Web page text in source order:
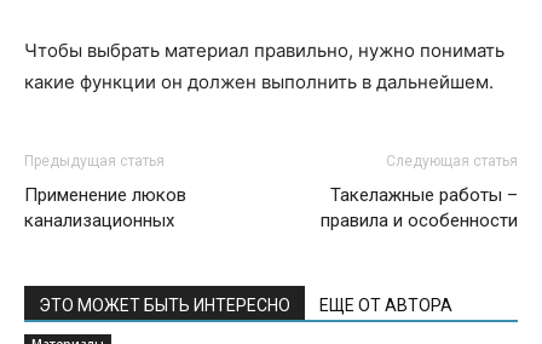
Чтобы выбрать материал правильно, нужно понимать
какие функции он должен выполнить в дальнейшем.
Предыдущая статья
Применение люков
канализационных
Следующая статья
Такелажные работы –
правила и особенности
ЭТО МОЖЕТ БЫТЬ ИНТЕРЕСНО ЕЩЕ ОТ АВТОРА